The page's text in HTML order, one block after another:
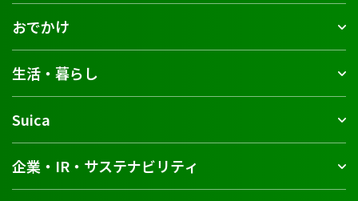
おでかけ
生活・暮らし
Suica
企業・IR・サステナビリティ